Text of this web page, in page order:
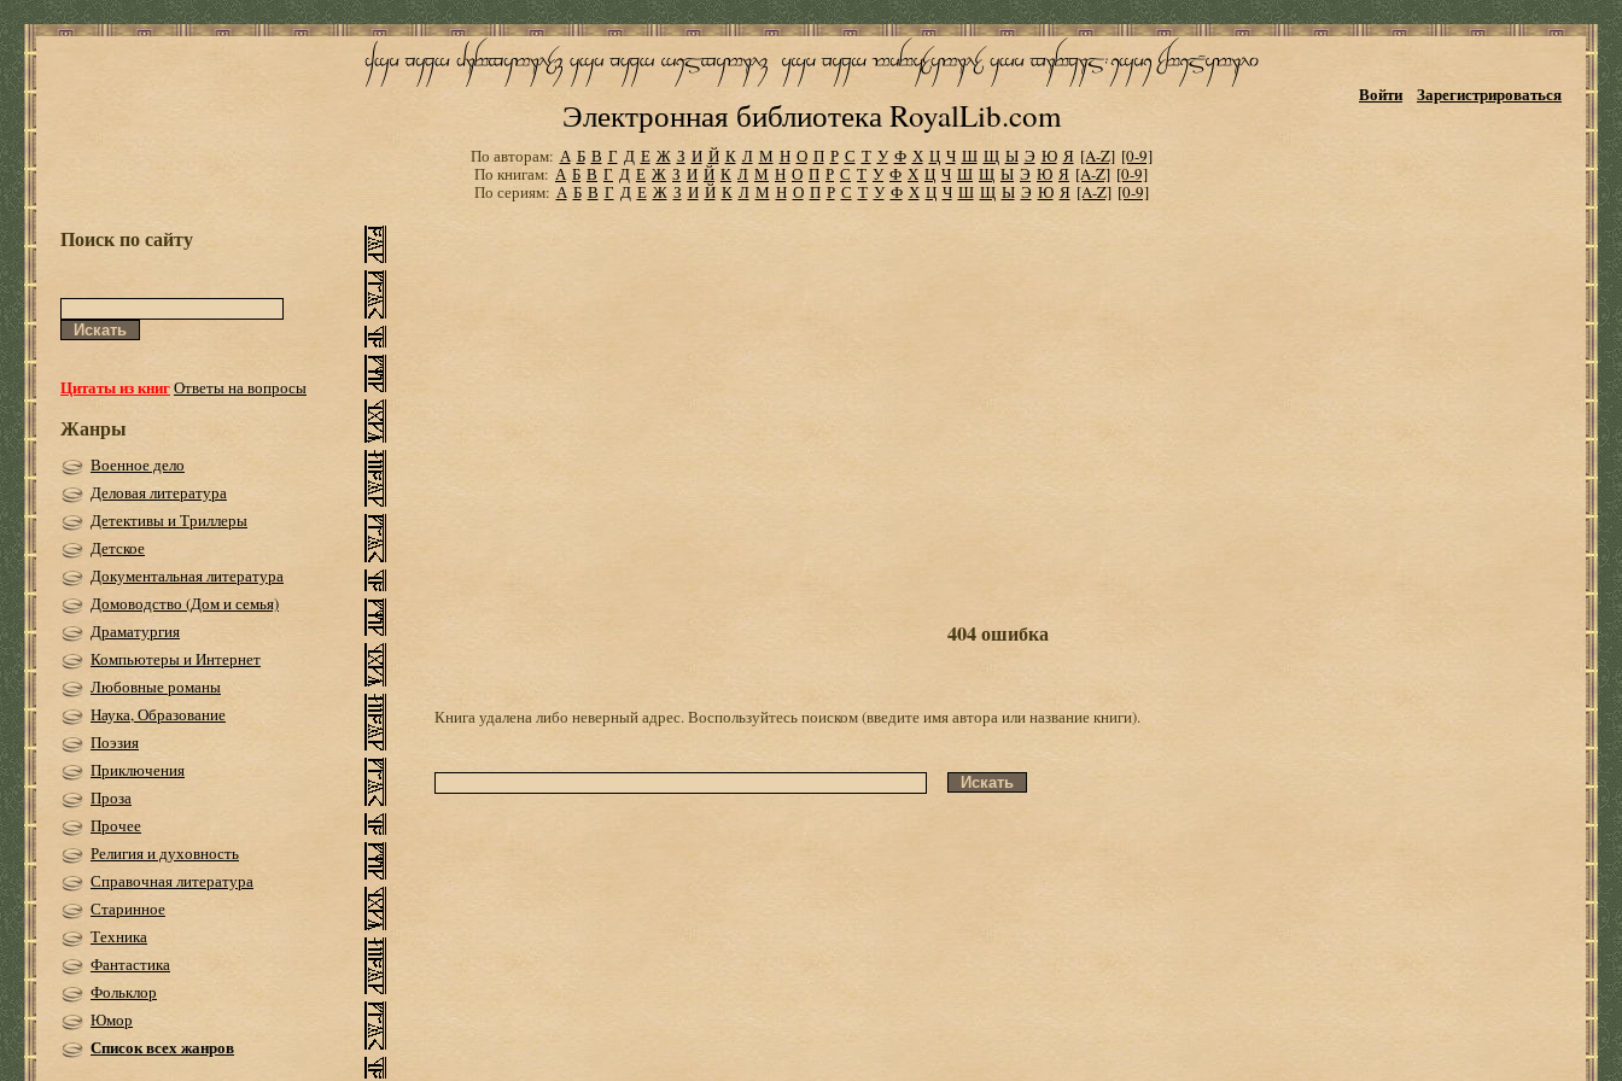
Электронная библиотека RoyalLib.com
Войти Зарегистрироваться
По авторам: А Б В Г Д Е Ж З И Й К Л М Н О П Р С Т У Ф Х Ц Ч Ш Щ Ы Э Ю Я [A-Z] [0-9]
По книгам: А Б В Г Д Е Ж З И Й К Л М Н О П Р С Т У Ф Х Ц Ч Ш Щ Ы Э Ю Я [A-Z] [0-9]
По сериям: А Б В Г Д Е Ж З И Й К Л М Н О П Р С Т У Ф Х Ц Ч Ш Щ Ы Э Ю Я [A-Z] [0-9]
Поиск по сайту
Цитаты из книгОтветы на вопросы
Жанры
Военное дело
Деловая литература
Детективы и Триллеры
Детское
Документальная литература
Домоводство (Дом и семья)
Драматургия
Компьютеры и Интернет
Любовные романы
Наука, Образование
Поэзия
Приключения
Проза
Прочее
Религия и духовность
Справочная литература
Старинное
Техника
Фантастика
Фольклор
Юмор
Список всех жанров
404 ошибка
Книга удалена либо неверный адрес. Воспользуйтесь поиском (введите имя автора или название книги).